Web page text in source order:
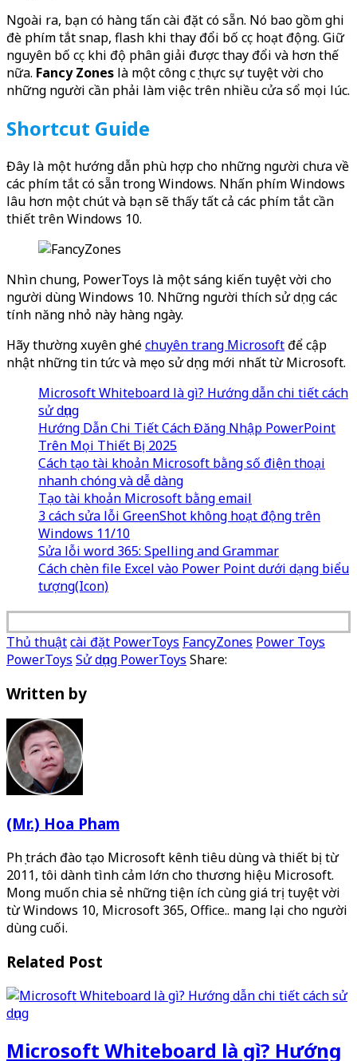
Ngoài ra, bạn có hàng tấn cài đặt có sẵn. Nó bao gồm ghi
đè phím tắt snap, flash khi thay đổi bố cục hoạt động. Giữ
nguyên bố cục khi độ phân giải được thay đổi và hơn thế
nữa. Fancy Zones là một công cụ thực sự tuyệt vời cho
những người cần phải làm việc trên nhiều cửa sổ mọi lúc.
Shortcut Guide
Đây là một hướng dẫn phù hợp cho những người chưa về
các phím tắt có sẵn trong Windows. Nhấn phím Windows
lâu hơn một chút và bạn sẽ thấy tất cả các phím tắt cần
thiết trên Windows 10.
Nhìn chung, PowerToys là một sáng kiến tuyệt vời cho
người dùng Windows 10. Những người thích sử dụng các
tính năng nhỏ này hàng ngày.
Hãy thường xuyên ghéchuyên trang Microsoftđể cập
nhật những tin tức và mẹo sử dụng mới nhất từ Microsoft.
Microsoft Whiteboard là gì? Hướng dẫn chi tiết cách
sử dụng
Hướng Dẫn Chi Tiết Cách Đăng Nhập PowerPoint
Trên Mọi Thiết Bị 2025
Cách tạo tài khoản Microsoft bằng số điện thoại
nhanh chóng và dễ dàng
Tạo tài khoản Microsoft bằng email
3 cách sửa lỗi GreenShot không hoạt động trên
Windows 11/10
Sửa lỗi word 365: Spelling and Grammar
Cách chèn file Excel vào Power Point dưới dạng biểu
tượng(Icon)
Thủ thuậtcài đặt PowerToys FancyZones Power Toys
PowerToys Sử dụng PowerToys Share:
Written by
(Mr.) Hoa Pham
Phụ trách đào tạo Microsoft kênh tiêu dùng và thiết bị từ
2011, tôi dành tình cảm lớn cho thương hiệu Microsoft.
Mong muốn chia sẻ những tiện ích cùng giá trị tuyệt vời
từ Windows 10, Microsoft 365, Office.. mang lại cho người
dùng cuối.
Related Post
Microsoft Whiteboard là gì? Hướng